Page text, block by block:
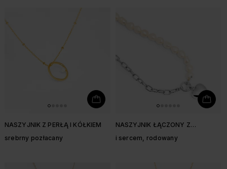
NASZYJNIK Z PERŁĄ I KÓŁKIEM
srebrny pozłacany
NASZYJNIK ŁĄCZONY Z
i sercem, rodowany